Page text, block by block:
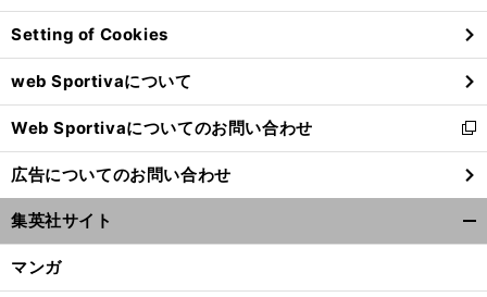
ン
ド
ウ
で
開
く
Setting of Cookies
web Sportivaについて
Web Sportivaについてのお問い合わせ
新
し
い
ウ
ィ
ン
ウ
広告についてのお問い合わせ
集英社サイト
マンガ